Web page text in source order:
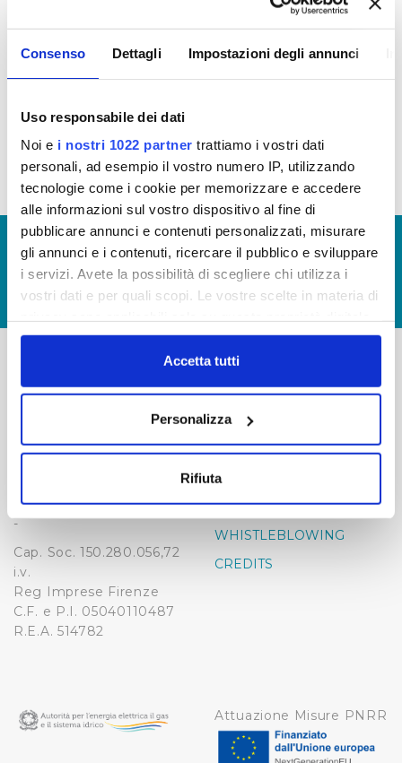
Consenso Dettagli Impostazioni degli annunci
Uso responsabile dei dati
Noi e i nostri 1022 partner trattiamo i vostri dati
personali, ad esempio il vostro numero IP, utilizzando
tecnologie come i cookie per memorizzare e accedere
alle informazioni sul vostro dispositivo al fine di
pubblicare annunci e contenuti personalizzati, misurare
gli annunci e i contenuti, ricercare il pubblico e sviluppare
i servizi. Avete la possibilità di scegliere chi utilizza i
vostri dati e per quali scopi. Le vostre scelte in materia di
in cui avete effettuato le vostre scelte. È possibile
modificare o revocare il proprio consenso in qualsiasi
momento dalla Dichiarazione sui cookie o facendo clic
Con il tuo consenso, vorremmo anche:
raccogliere informazioni sulla tua posizione
Identificare il tuo dispositivo, scansionandolo
attivamente alla ricerca di caratteristiche specifiche
Approfondisci come vengono elaborati i tuoi dati personali
e imposta le tue preferenze nella
Utilizziamo dei cookie tecnici necessari per rendere
fruibile il sito web abilitandone funzionalità di base quali
la navigazione sulle pagine e l'accesso alle aree
Accetta tutti
Personalizza
Rifiuta
RegolamentoeAllegato 1per la Trasparenza e la
Prevenzione della Corruzione in vigore dal
08/10/2021 (Visualizza Documentazione)
Prevenzione della Corruzione (Visualizza
© Copyright 2017 - 2026
GLOSSARIO
GIUDICA IL SERVIZIO
LAVORA CON NOI
50126 Fi
-
Cap. Soc. 150.280.056,72
i.v.
Reg Imprese Firenze
C.F. e P.I. 05040110487
R.E.A. 514782
-
FAQ
PRIVACY POLICY
NOTE LEGALI
COOKIE
WHISTLEBLOWING
CREDITS
Attuazione Misure PNRR